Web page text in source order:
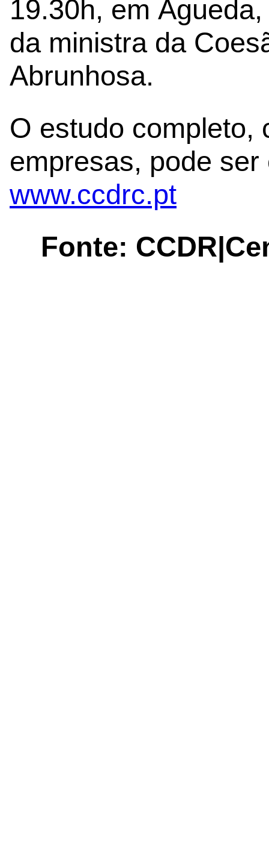
19.30h, em
da ministra da
Abrunhosa.
O estudo completo,
empresas, pode
www.ccdrc.pt
Fonte: